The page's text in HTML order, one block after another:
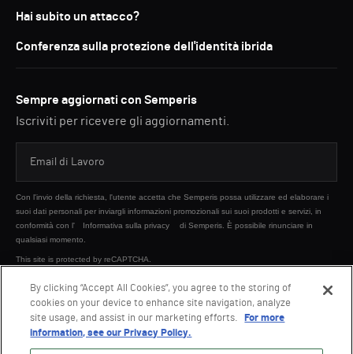
Hai subito un attacco?
Conferenza sulla protezione dell'identità ibrida
Sempre aggiornati con Semperis
Iscriviti per ricevere gli aggiornamenti.
Con l'invio della richiesta, l'utente accetta che Semperis possa utilizzare ed elaborare i
suoi dati personali per inviargli informazioni promozionali sui suoi prodotti e servizi, in
conformità con l'
Informativa sulla privacy
di Semperis. È possibile rinunciare in
qualsiasi momento.
This site is protected by reCAPTCHA.
INVIA
By clicking “Accept All Cookies”, you agree to the storing of
cookies on your device to enhance site navigation, analyze
site usage, and assist in our marketing efforts.
For more
information, see our Privacy Policy.